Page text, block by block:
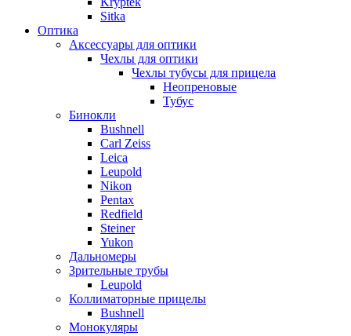
Sitka
Оптика
Аксессуары для оптики
Чехлы для оптики
Чехлы тубусы для прицела
Неопреновые
Тубус
Бинокли
Bushnell
Carl Zeiss
Leica
Leupold
Nikon
Pentax
Redfield
Steiner
Yukon
Дальномеры
Зрительные трубы
Leupold
Коллиматорные прицелы
Bushnell
Монокуляры